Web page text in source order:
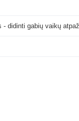
- didinti gabių vaikų